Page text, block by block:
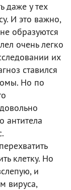
даже у тех
И это важно,
образуются
очень легко
их
ставился
Но по
антитела
клетку. Но
и
вируса,